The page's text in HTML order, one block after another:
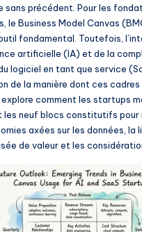
sans précédent. Pour les
le Business Model Canvas
fondamental. Toutefois,
artificielle (IA) et de la
logiciel en tant que service
de la manière dont ces
explore comment les startups
neuf blocs constitutifs pour
axées sur les données, la
de valeur et les